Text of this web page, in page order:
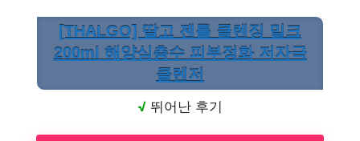
[THALGO] 딸고 젠틀 클렌징 밀크
200ml 해양심층수 피부정화 저자극
클렌저
√ 뛰어난 후기